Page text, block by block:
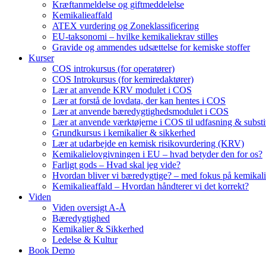
Kræftanmeldelse og giftmeddelelse
Kemikalieaffald
ATEX vurdering og Zoneklassificering
EU-taksonomi – hvilke kemikaliekrav stilles
Gravide og ammendes udsættelse for kemiske stoffer
Kurser
COS introkursus (for operatører)
COS Introkursus (for kemiredaktører)
Lær at anvende KRV modulet i COS
Lær at forstå de lovdata, der kan hentes i COS
Lær at anvende bæredygtighedsmodulet i COS
Lær at anvende værktøjerne i COS til udfasning &
Grundkursus i kemikalier & sikkerhed
Lær at udarbejde en kemisk risikovurdering (KRV)
Kemikalielovgivningen i EU – hvad betyder den for os?
Farligt gods – Hvad skal jeg vide?
Hvordan bliver vi bæredygtige? – med fokus på
Kemikalieaffald – Hvordan håndterer vi det korrekt?
Viden
Viden oversigt A-Å
Bæredygtighed
Kemikalier & Sikkerhed
Ledelse & Kultur
Book Demo